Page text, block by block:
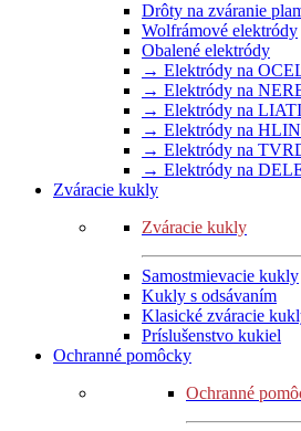
Drôty na zváranie
Wolfrámové elektródy
Obalené elektródy
→ Elektródy na
→ Elektródy na
→ Elektródy na
→ Elektródy na
→ Elektródy na
→ Elektródy na
Zváracie kukly
Zváracie kukly
Samostmievacie kukly
Kukly s odsávaním
Klasické zváracie
Príslušenstvo kukiel
Ochranné pomôcky
Ochranné